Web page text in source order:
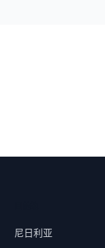
尼日利亚